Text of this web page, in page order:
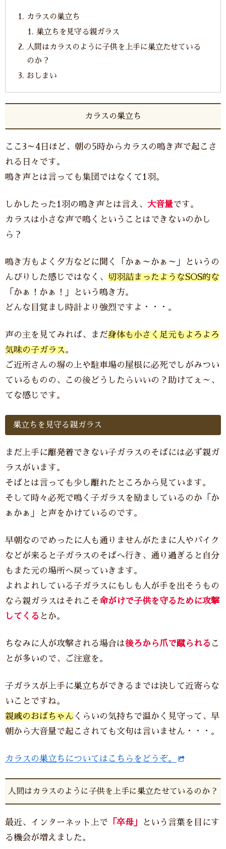
カラスの巣立ち
巣立ちを見守る親ガラス
人間はカラスのように子供を上手に巣立たせている
のか？
おしまい
カラスの巣立ち
ここ3～4日ほど、朝の5時からカラスの鳴き声で起こさ
れる日々です。
鳴き声とは言っても集団ではなくて1羽。
しかしたった1羽の鳴き声とは言え、 大音量です。
カラスは小さな声で鳴くということはできないのかし
ら？
鳴き方もよく夕方などに聞く「かぁ～かぁ～」というの
んびりした感じではなく、 切羽詰まったようなSOS的な
「かぁ！かぁ！」という鳴き方。
どんな目覚まし時計より強烈ですよ・・・。
声の主を見てみれば、まだ身体も小さく足元もよろよろ
気味の子ガラス。
ご近所さんの塀の上や駐車場の屋根に必死でしがみつい
ているものの、この後どうしたらいいの？助けてぇ～、
てな感じです。
巣立ちを見守る親ガラス
まだ上手に離発着できない子ガラスのそばには必ず親ガ
ラスがいます。
そばとは言っても少し離れたところから見ています。
そして時々必死で鳴く子ガラスを励ましているのか「か
ぁかぁ」と声をかけているのです。
早朝なのでめったに人も通りませんがたまに人やバイク
などが来ると子ガラスのそばへ行き、通り過ぎると自分
もまた元の場所へ戻っていきます。
よれよれしている子ガラスにもしも人が手を出そうもの
なら親ガラスはそれこそ命がけで子供を守るために攻撃
してくる とか。
ちなみに人が攻撃される場合は後ろから爪で蹴られる こ
とが多いので、ご注意を。
子ガラスが上手に巣立ちができるまでは決して近寄らな
いことですね。
親戚のおばちゃん くらいの気持ちで温かく見守って、早
朝から大音量で起こされても文句は言いません・・・。
カラスの巣立ちについてはこちらをどうぞ。
人間はカラスのように子供を上手に巣立たせているのか？
最近、インターネット上で 「卒母」
という言葉を目にす
る機会が増えました。